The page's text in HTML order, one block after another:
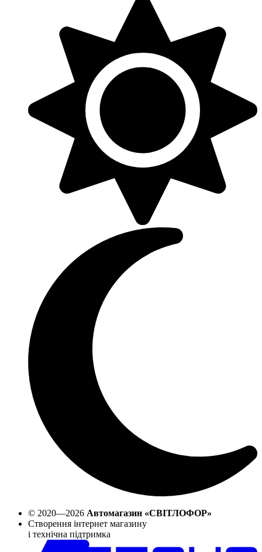
© 2020—2026 Автомагазин «СВІТЛОФОР»
Створення інтернет магазину
і технічна підтримка